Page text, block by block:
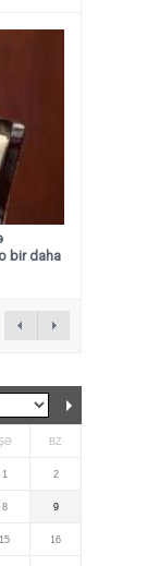
bir daha
ŞƏ BZ
1 2
8 9
15 16